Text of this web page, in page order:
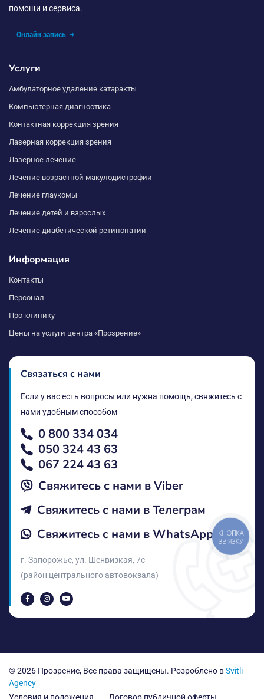
помощи и сервиса.
Онлайн запись
Услуги
Амбулаторное удаление катаракты
Компьютерная диагностика
Контактная коррекция зрения
Лазерная коррекция зрения
Лазерное лечение
Лечение возрастной макулодистрофии
Лечение глаукомы
Лечение детей и взрослых
Лечение диабетической ретинопатии
Информация
Контакты
Персонал
Про клинику
Цены на услуги центра «Прозрение»
Связаться с нами
Если у вас есть вопросы или нужна помощь, свяжитесь с
нами удобным способом
0 800 334 034
050 324 43 63
067 224 43 63
Свяжитесь с нами в Vіber
Свяжитесь с нами в Телеграм
Свяжитесь с нами в WhatsApp
г. Запорожье, ул. Шенвизкая, 7с
(район центрального автовокзала)
© 2026 Прозрение, Все права защищены. Розроблено вSvitli
Agency
КНОПКА
ЗВ'ЯЗКУ